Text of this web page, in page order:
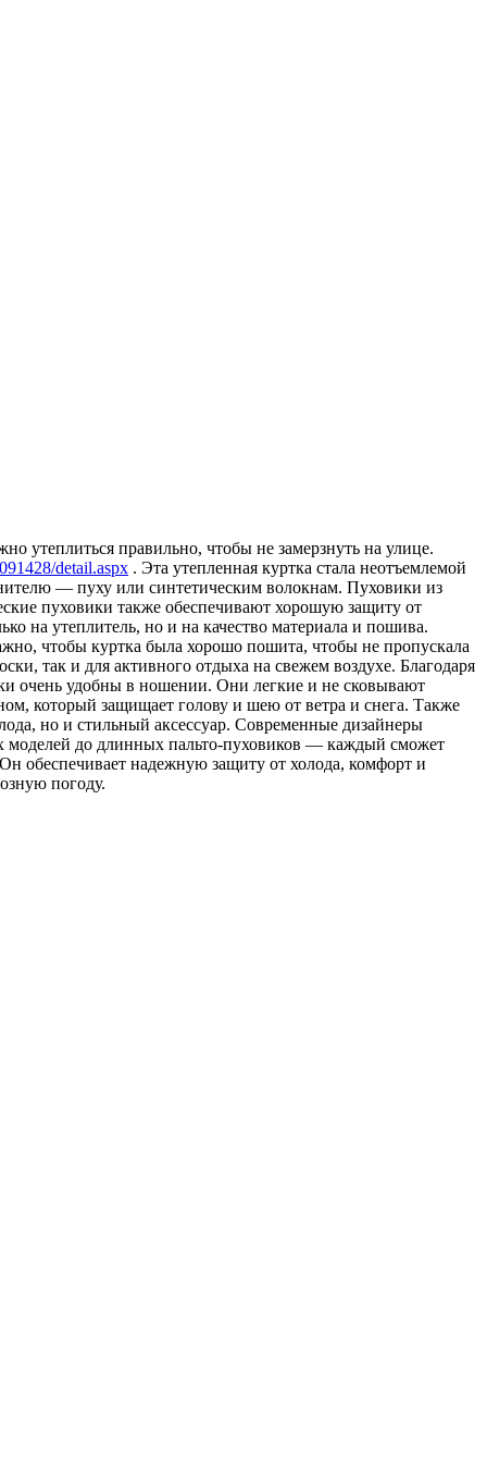
утеплиться правильно, чтобы не замерзнуть на улице.
detail.aspx . Эта утепленная куртка стала неотъемлемой
— пуху или синтетическим волокнам. Пуховики из
пуховики также обеспечивают хорошую защиту от
на утеплитель, но и на качество материала и пошива.
чтобы куртка была хорошо пошита, чтобы не пропускала
так и для активного отдыха на свежем воздухе. Благодаря
очень удобны в ношении. Они легкие и не сковывают
который защищает голову и шею от ветра и снега. Также
но и стильный аксессуар. Современные дизайнеры
моделей до длинных пальто-пуховиков — каждый сможет
обеспечивает надежную защиту от холода, комфорт и
погоду.